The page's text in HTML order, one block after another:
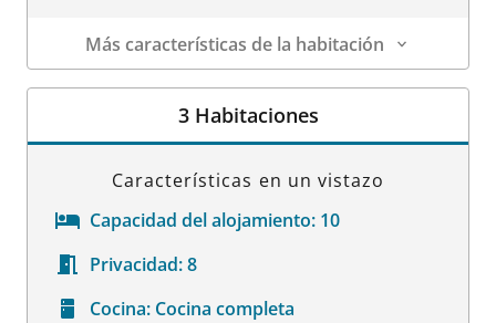
Más características de la habitación
Datos de la habitación
3 Habitaciones
Características en un vistazo
Capacidad del alojamiento: 10
Privacidad:8
Cocina: Cocina completa